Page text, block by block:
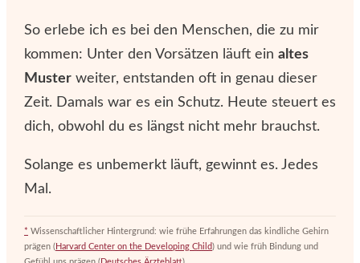
So erlebe ich es bei den Menschen, die zu mir
kommen: Unter den Vorsätzen läuft ein altes
Muster weiter, entstanden oft in genau dieser
Zeit. Damals war es ein Schutz. Heute steuert es
dich, obwohl du es längst nicht mehr brauchst.
Solange es unbemerkt läuft, gewinnt es. Jedes
Mal.
* Wissenschaftlicher Hintergrund: wie frühe Erfahrungen das kindliche Gehirn
prägen (Harvard Center on the Developing Child) und wie früh Bindung und